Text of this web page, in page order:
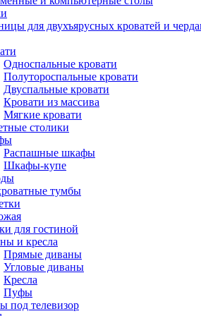
для двухъярусных кроватей и
Односпальные кровати
Полутороспальные кровати
Двуспальные кровати
Кровати из массива
Мягкие кровати
столики
Распашные шкафы
Шкафы-купе
тумбы
для гостиной
и кресла
Прямые диваны
Угловые диваны
Кресла
Пуфы
под телевизор